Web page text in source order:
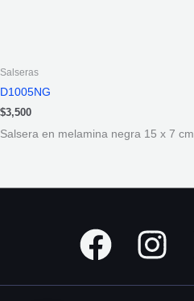
Salseras
D1005NG
$3,500
Salsera en melamina negra 15 x 7 cm